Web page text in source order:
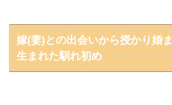
嫁(妻)との出会いから授かり婚
生まれた馴れ初め